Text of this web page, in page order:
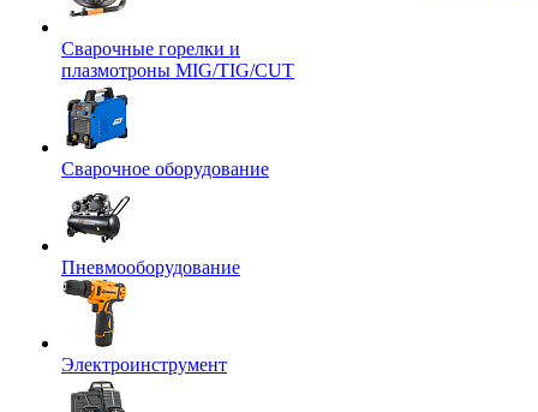
Сварочные горелки и
плазмотроны MIG/TIG/CUT
Сварочное оборудование
Пневмооборудование
Электроинструмент